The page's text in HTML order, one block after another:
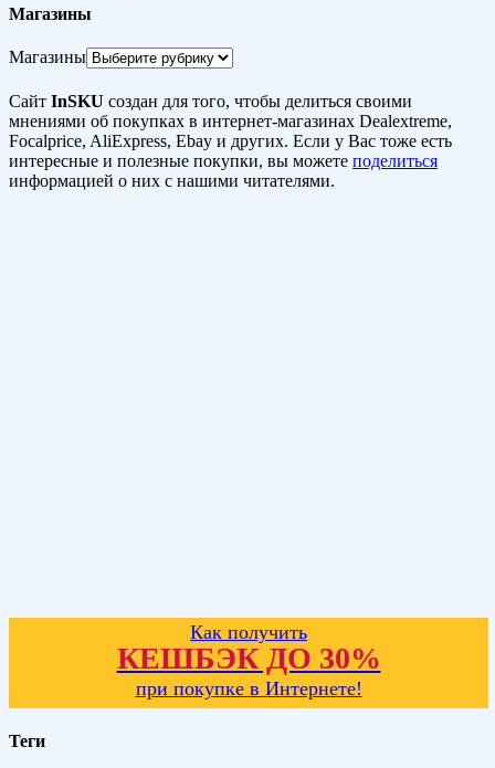
Магазины
Магазины
Сайт InSKU создан для того, чтобы делиться своими
мнениями об покупках в интернет-магазинах Dealextreme,
Focalprice, AliExpress, Ebay и других. Если у Вас тоже есть
интересные и полезные покупки, вы можете поделиться
информацией о них с нашими читателями.
Как получить
КЕШБЭК ДО 30%
при покупке в Интернете!
Теги